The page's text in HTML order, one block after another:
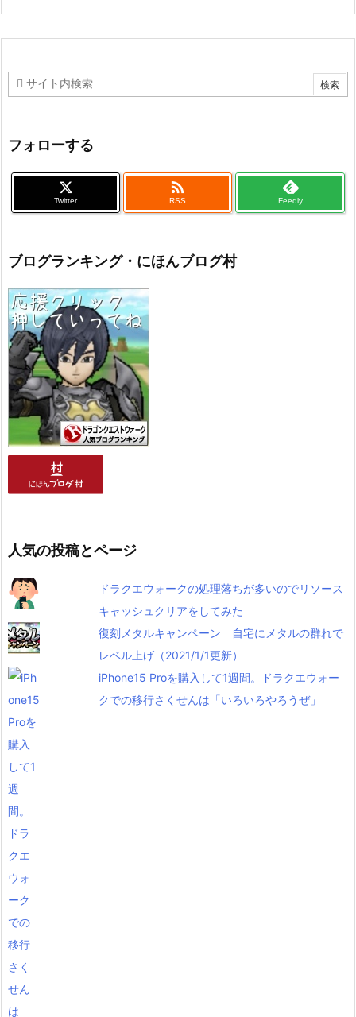
フォローする
Twitter

RSS Feedly
ブログランキング・にほんブログ村
人気の投稿とページ
ドラクエウォークの処理落ちが多いのでリソース
キャッシュクリアをしてみた
復刻メタルキャンペーン 自宅にメタルの群れで
レベル上げ（2021/1/1更新）
iPhone15 Proを購入して1週間。ドラクエウォー
クでの移行さくせんは「いろいろやろうぜ」